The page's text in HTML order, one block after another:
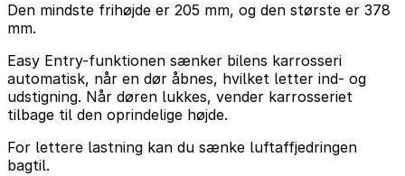
Den mindste frihøjde er 205 mm, og den største er 378
mm.
Easy Entry-funktionen sænker bilens karrosseri
automatisk, når en dør åbnes, hvilket letter ind- og
udstigning. Når døren lukkes, vender karrosseriet
tilbage til den oprindelige højde.
For lettere lastning kan du sænke luftaffjedringen
bagtil.